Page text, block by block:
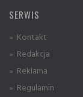
SERWIS
» Kontakt
» Redakcja
» Reklama
» Regulamin